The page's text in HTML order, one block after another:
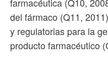
del fármaco (Q11,
y regulatorias para la
producto farmacéutico